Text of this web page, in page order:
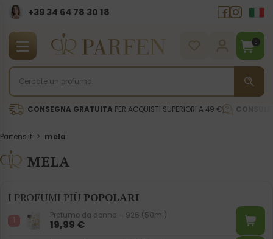
+39 34 64 78 30 18
0
CONSEGNA GRATUITA PER ACQUISTI SUPERIORI A 49 €
Parfens.it > mela
MELA
I PROFUMI PIÙ POPOLARI
Profumo da donna – 926 (50ml)
19,99 €